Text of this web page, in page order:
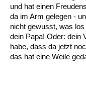
und hat einen
da im Arm gelegen -
nicht gewusst, was
dein Papa! Oder: dein
habe, dass da jetzt
das hat eine Weile